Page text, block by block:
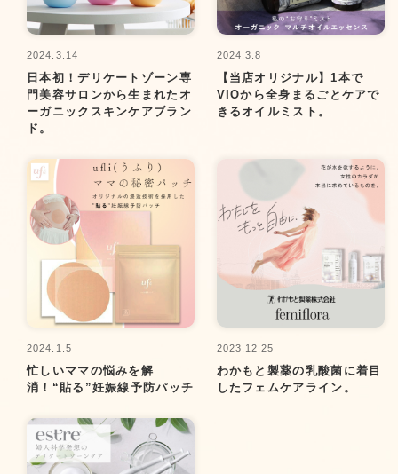
2024.3.14
日本初！デリケートゾーン専
門美容サロンから生まれたオ
ーガニックスキンケアブラン
ド。
2024.3.8
【当店オリジナル】1本で
VIOから全身まるごとケアで
きるオイルミスト。
2024.1.5
忙しいママの悩みを解
消！“貼る”妊娠線予防パッチ
2023.12.25
わかもと製薬の乳酸菌に着目
したフェムケアライン。